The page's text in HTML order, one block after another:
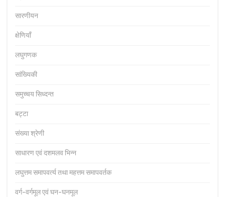
सारणीयन
क्षेणियाँ
लघुगणक
सांख्यिकी
समुच्चय सिध्दन्त
बट्टा
संख्या श्रेणी
साधारण एवं दशमलव भिन्न
लघुत्तम समापवर्त्य तथा महत्तम समापवर्तक
वर्ग-वर्गमूल एवं घन-घनमूल